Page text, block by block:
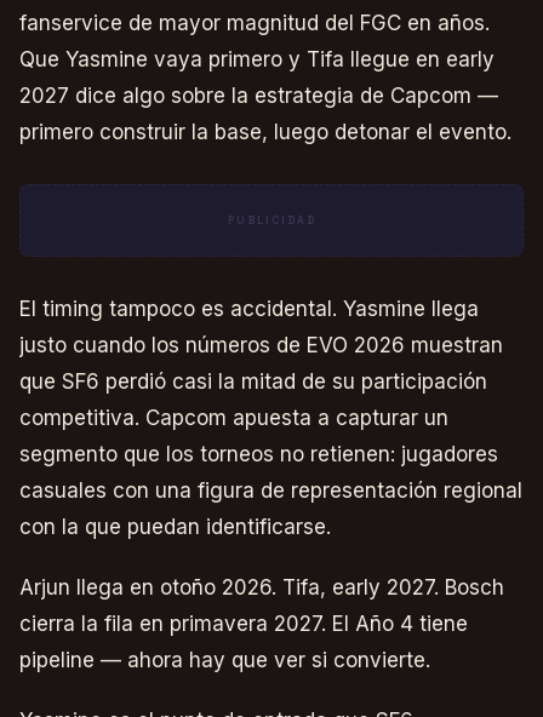
fanservice de mayor magnitud del FGC en años.
Que Yasmine vaya primero y Tifa llegue en early
2027 dice algo sobre la estrategia de Capcom —
primero construir la base, luego detonar el evento.
PUBLICIDAD
El timing tampoco es accidental. Yasmine llega
justo cuando los números de EVO 2026 muestran
que SF6 perdió casi la mitad de su participación
competitiva. Capcom apuesta a capturar un
segmento que los torneos no retienen: jugadores
casuales con una figura de representación regional
con la que puedan identificarse.
Arjun llega en otoño 2026. Tifa, early 2027. Bosch
cierra la fila en primavera 2027. El Año 4 tiene
pipeline — ahora hay que ver si convierte.